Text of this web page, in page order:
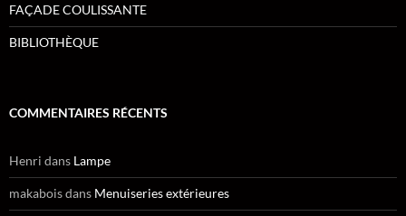
FAÇADE COULISSANTE
BIBLIOTHÈQUE
COMMENTAIRES RÉCENTS
Henri dans Lampe
makaboisdans Menuiseries extérieures